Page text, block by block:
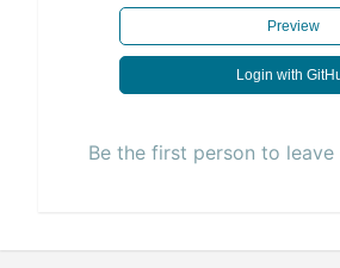
Preview
Login with
Be the first person to leave